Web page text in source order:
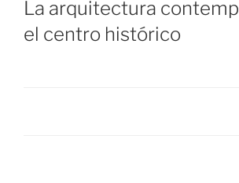
La arquitectura
el centro histórico